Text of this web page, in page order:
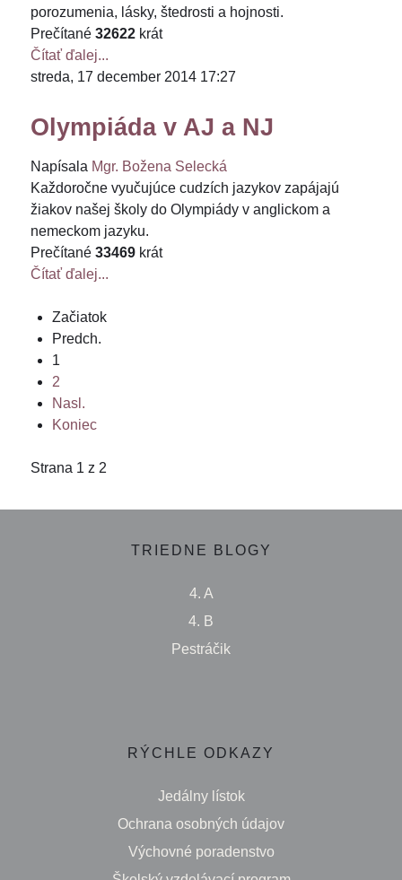
porozumenia, lásky, štedrosti a hojnosti.
Prečítané 32622 krát
Čítať ďalej...
streda, 17 december 2014 17:27
Olympiáda v AJ a NJ
Napísala Mgr. Božena Selecká
Každoročne vyučujúce cudzích jazykov zapájajú
žiakov našej školy do Olympiády v anglickom a
nemeckom jazyku.
Prečítané 33469 krát
Čítať ďalej...
Začiatok
Predch.
1
2
Nasl.
Koniec
Strana 1 z 2
TRIEDNE BLOGY
4. A
4. B
Pestráčik
RÝCHLE ODKAZY
Jedálny lístok
Ochrana osobných údajov
Výchovné poradenstvo